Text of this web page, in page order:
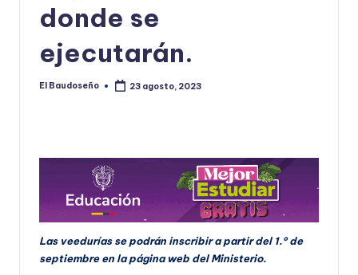
donde se
ejecutarán.
Publicado
El Baudoseño 23 agosto, 2023
Las veedurías se podrán inscribir a partir del 1.° de
septiembre en la página web del Ministerio.